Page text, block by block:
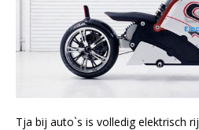
Tja bij auto`s is volledig elektrisch